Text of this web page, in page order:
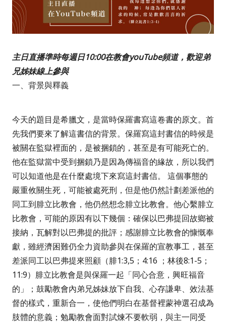
主日直播準時每週日10:00在教會youTube頻道，歡迎弟
兄姊妹線上參與
一、 背景與釋義
今天的題目是希臘文，是當時保羅書寫這卷書的原文。首
先我們要來了解這書信的背景。保羅寫這封書信的時候是
被關在監獄裡面的，是被捆鎖的，甚至是有可能死亡的。
他在監獄當中受到捆鎖乃是因為傳福音的緣故，所以我們
可以知道他是在什麼處境下來寫這封書信。
這個事態的
嚴重攸關生死，可能被處死刑，但是他仍然計劃差派他的
同工到腓立比教會，他仍然想念腓立比教會。他心繫腓立
比教會，可能的原因有以下幾個：確保以巴弗提回故鄉被
接納，瓦解對以巴弗提的批評；感謝腓立比教會的慷慨奉
獻，雖經濟困難仍全力資助參與在保羅的宣教事工，甚至
差派同工以巴弗提來照顧（腓1:3,5 ； 4:16 ；林後8:1-5 ；
11:9）腓立比教會是與保羅一起「同心合意，興旺福音
的」；鼓勵教會內弟兄姊妹放下自我、心存謙卑、效法基
督的樣式，重新合一，使他們明白在基督裡蒙神選召成為
肢體的意義；勉勵教會面對試煉不要軟弱，與主一同受